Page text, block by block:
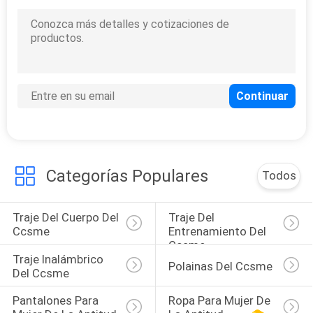
de la aptitud
Banda para la
cintura ardiente
gorda
6
Categorías Populares Todos
Traje Del Cuerpo Del
Ccsme
Traje Del
Entrenamiento Del
Ccsme
Traje Inalámbrico
Del Ccsme
Polainas Del Ccsme
Pantalones Para
Ropa Para Mujer De